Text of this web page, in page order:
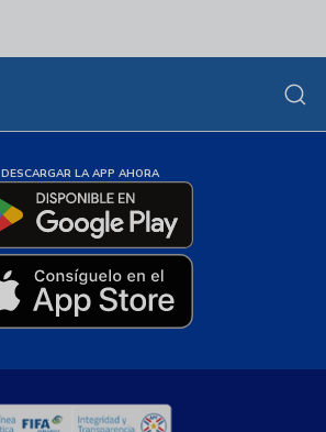
DESCARGAR LA APP AHORA